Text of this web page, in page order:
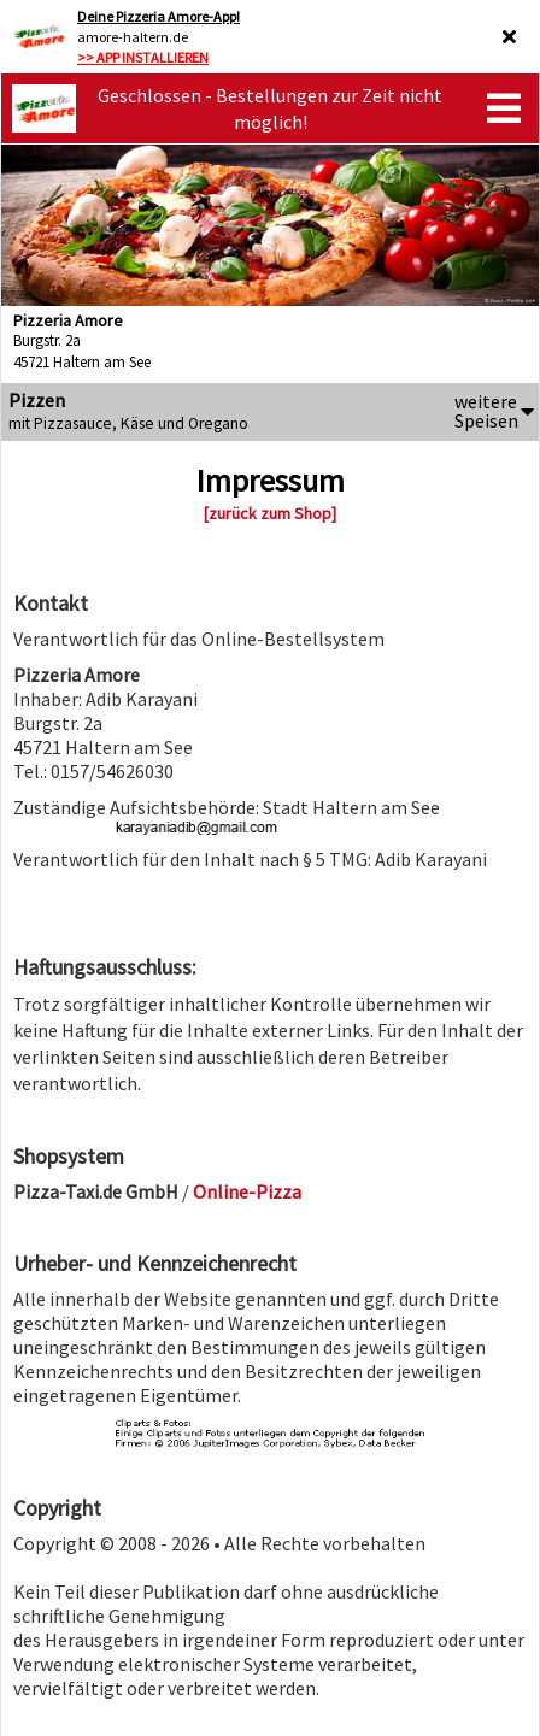
Deine Pizzeria Amore-App!
amore-haltern.de
>> APP INSTALLIEREN
Geschlossen - Bestellungen zur Zeit nicht
möglich!
Pizzeria Amore
Burgstr. 2a
45721 Haltern am See
Pizzen
mit Pizzasauce, Käse und Oregano
weitere
Speisen
Impressum
[zurück zum Shop]
Kontakt
Verantwortlich für das Online-Bestellsystem
Pizzeria Amore
Inhaber: Adib Karayani
Burgstr. 2a
45721 Haltern am See
Tel.: 0157/54626030
Zuständige Aufsichtsbehörde: Stadt Haltern am See
Verantwortlich für den Inhalt nach § 5 TMG: Adib Karayani
Haftungsausschluss:
Trotz sorgfältiger inhaltlicher Kontrolle übernehmen wir
keine Haftung für die Inhalte externer Links. Für den Inhalt der
verlinkten Seiten sind ausschließlich deren Betreiber
verantwortlich.
Shopsystem
Pizza-Taxi.de GmbH /Online-Pizza
Urheber- und Kennzeichenrecht
Alle innerhalb der Website genannten und ggf. durch Dritte
geschützten Marken- und Warenzeichen unterliegen
uneingeschränkt den Bestimmungen des jeweils gültigen
Kennzeichenrechts und den Besitzrechten der jeweiligen
eingetragenen Eigentümer.
Copyright
Copyright © 2008 - 2026 • Alle Rechte vorbehalten
Kein Teil dieser Publikation darf ohne ausdrückliche
schriftliche Genehmigung
des Herausgebers in irgendeiner Form reproduziert oder unter
Verwendung elektronischer Systeme verarbeitet,
vervielfältigt oder verbreitet werden.